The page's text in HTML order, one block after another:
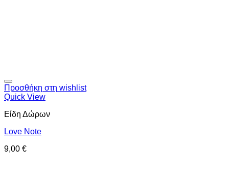
Προσθήκη στη wishlist
Quick View
Είδη Δώρων
Love Note
9,00 €